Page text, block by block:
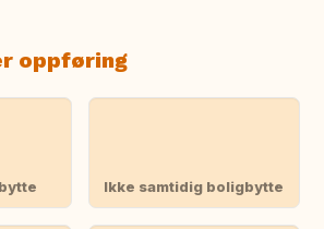
oppføring
Ikke samtidig boligbytte